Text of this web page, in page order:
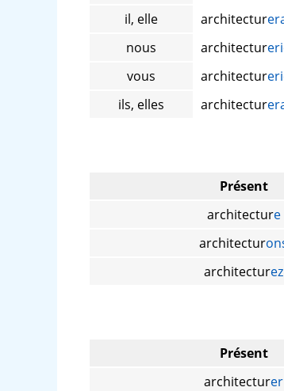
il, elle
architectur
nous
architectur
vous
architectur
ils, elles
architectur
Présent
architecture
architectur
architecturez
Présent
architecturer